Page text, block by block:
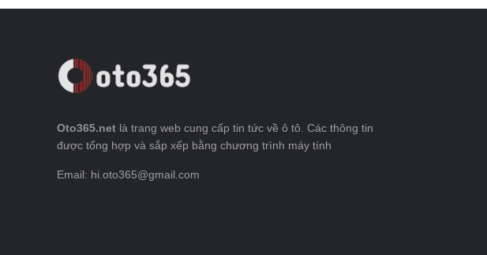
Oto365.net là trang web cung cấp tin tức về ô tô. Các thông tin
được tổng hợp và sắp xếp bằng chương trình máy tính
Email: hi.oto365@gmail.com